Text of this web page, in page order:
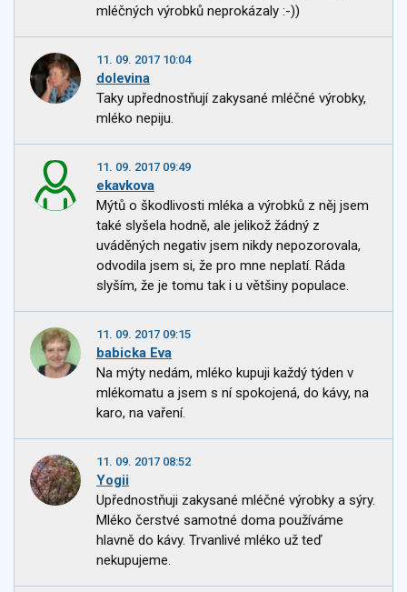
mléčných výrobků neprokázaly :-))
11. 09. 2017 10:04
dolevina
Taky upřednostňují zakysané mléčné výrobky,
mléko nepiju.
11. 09. 2017 09:49
ekavkova
Mýtů o škodlivosti mléka a výrobků z něj jsem
také slyšela hodně, ale jelikož žádný z
uváděných negativ jsem nikdy nepozorovala,
odvodila jsem si, že pro mne neplatí. Ráda
slyším, že je tomu tak i u většiny populace.
11. 09. 2017 09:15
babicka Eva
Na mýty nedám, mléko kupuji každý týden v
mlékomatu a jsem s ní spokojená, do kávy, na
karo, na vaření.
11. 09. 2017 08:52
Yogii
Upřednostňuji zakysané mléčné výrobky a sýry.
Mléko čerstvé samotné doma používáme
hlavně do kávy. Trvanlivé mléko už teď
nekupujeme.